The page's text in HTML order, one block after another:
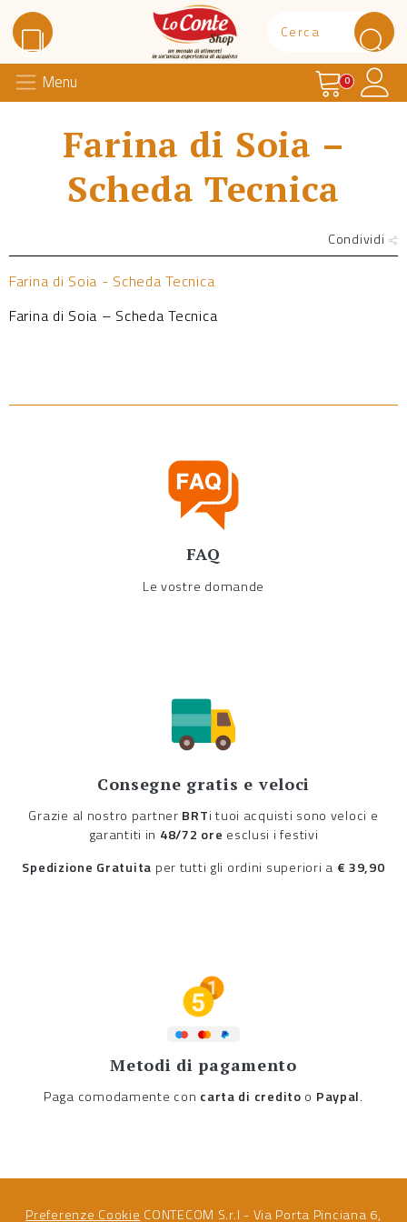
Lo Conte Shop
Menu Carrello
0
Farina di Soia –
Scheda Tecnica
Condividi
Farina di Soia - Scheda Tecnica
Farina di Soia – Scheda Tecnica
FAQ
Le vostre domande
Consegne gratis e veloci
Grazie al nostro partner BRTi tuoi acquisti sono veloci e
garantiti in 48/72 ore esclusi i festivi
Spedizione Gratuita per tutti gli ordini superiori a € 39,90
Metodi di pagamento
Paga comodamente con carta di credito o Paypal.
Preferenze Cookie CONTECOM S.r.l - Via Porta Pinciana 6,